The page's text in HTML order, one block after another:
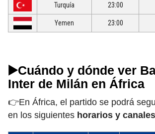
Turquía 23:00
Yemen 23:00
▶️Cuándo y dónde ver
Inter de Milán en África
👉En África, el partido se podrá
en los siguientes horarios y